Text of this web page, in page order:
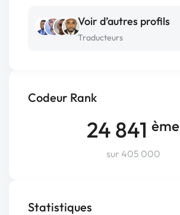
Codeur Rank
24 841 ème
sur 405 000
Statistiques
Voir d’autres profils
Traducteurs